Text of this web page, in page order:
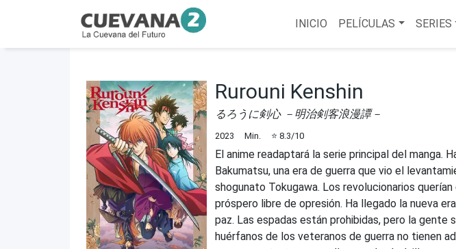
INICIO PELÍCULAS SERIES
Rurouni Kenshin
るろうに剣心 －明治剣客浪漫譚－
2023 Min. ⭐ 8.3/10
El anime readaptará la serie principal del manga.
Bakumatsu, una era de guerra que vio el
shogunato Tokugawa. Los revolucionarios
próspero libre de opresión. Ha llegado la nueva
paz. Las espadas están prohibidas, pero la gente
huérfanos de los veteranos de guerra no tienen